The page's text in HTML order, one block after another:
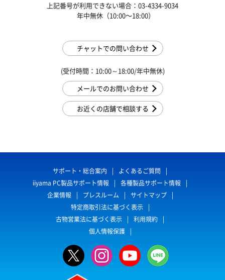
上記番号が利用できない場合：03-4334-9034
年中無休（10:00〜18:00）
チャットでの問い合わせ
(受付時間：10:00～18:00/年中無休)
メールでのお問い合わせ
お近くの店舗で相談する
サポート・総合案内
よくあるご質問
iiyama PC製品サポート情報
各種製品サポート情報
企業情報
プレスルーム
サイトマップ
特定商取引法に基づく表示
古物営業法に基づく表示
利用規約
個人情報保護